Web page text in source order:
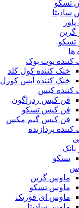
تسکو
سادیتا
گرین
تسکو
ها
کننده نوت بوک
خنک کننده کول کلد
خنک کننده آیس کورل
کننده کیس
فن کیس ردراگون
فن کیس تسکو
فن کیس گیم مکس
پردازنده
بانک
تسکو
ماوس گرین
ماوس تسکو
ماوس ای فورتک